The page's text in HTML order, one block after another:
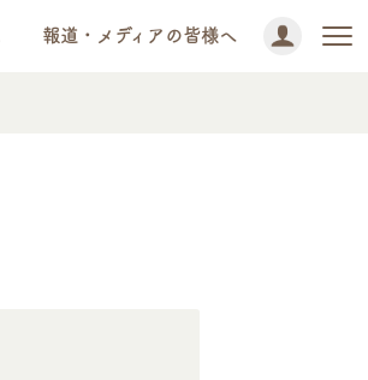
報道・メディアの皆様へ